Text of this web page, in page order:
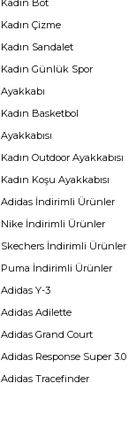
Kadın Çizme
Kadın Sandalet
Kadın Günlük Spor
Ayakkabı
Kadın Basketbol
Ayakkabısı
Kadın Outdoor Ayakkabısı
Kadın Koşu Ayakkabısı
Adidas İndirimli Ürünler
Nike İndirimli Ürünler
Skechers İndirimli Ürünler
Puma İndirimli Ürünler
Adidas Y-3
Adidas Adilette
Adidas Grand Court
Adidas Response Super 3.0
Adidas Tracefinder